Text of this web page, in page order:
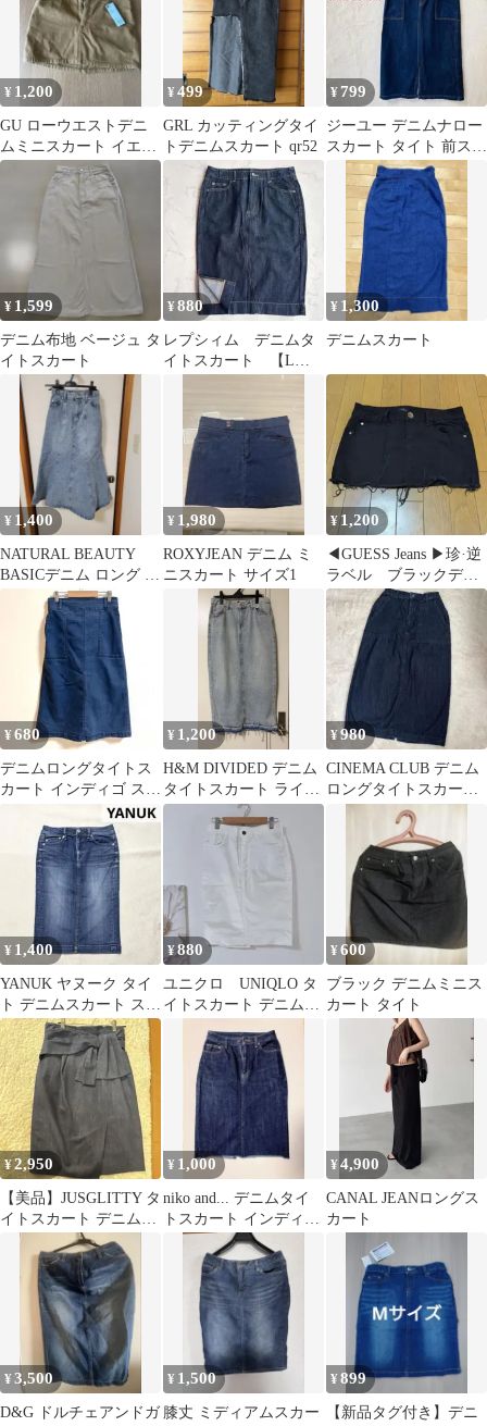
¥ 1,200
GU ローウエストデニ
ムミニスカート イエロ
ー M
¥499
GRL カッティングタイ
トデニムスカート qr52
¥ 799
ジーユー デニムナロー
スカート タイト 前スリ
ット M インディゴ
¥ 1,599
デニム布地 ベージュ タ
イトスカート
¥880
レプシィム デニムタ
イトスカート 【L】
濃紺 ひざ丈 サイド
¥ 1,300
デニムスカート
¥ 1,400
NATURAL BEAUTY
BASICデニム ロング フ
レアスカート
¥ 1,980
ROXYJEAN デニム ミ
ニスカート サイズ1
¥1,200
◀GUESS Jeans ▶珍·逆
ラベル ブラックデニ
ム ミニスカート
¥680
デニムロングタイトス
カート インディゴ スト
レッチ Aライン 美シル
エット ゴム
¥ 1,200
H&M DIVIDED デニム
タイトスカート ライト
ブルー
¥980
CINEMA CLUB デニム
ロングタイトスカート
Sサイズ
¥ 1,400
YANUK ヤヌーク タイ
ト デニムスカート スト
レッチ有 S
¥880
ユニクロ UNIQLO タ
イトスカート デニム風
¥600
ブラック デニムミニス
カート タイト
¥2,950
【美品】JUSGLITTY タ
イトスカート デニム
リボン Mサイズ
¥ 1,000
niko and... デニムタイ
トスカート インディゴ
サイズ3
¥4,900
CANAL JEANロングス
カート
¥3,500
D&G ドルチェアンドガ
¥ 1,500
膝丈 ミディアムスカー
¥899
【新品タグ付き】デニ